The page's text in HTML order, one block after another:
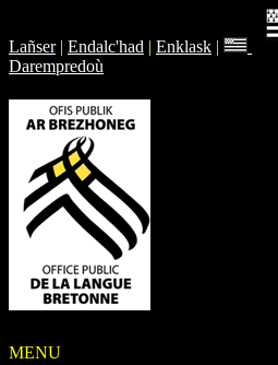
Lañser | Endalc'had | Enklask |
Darempredoù
MENU